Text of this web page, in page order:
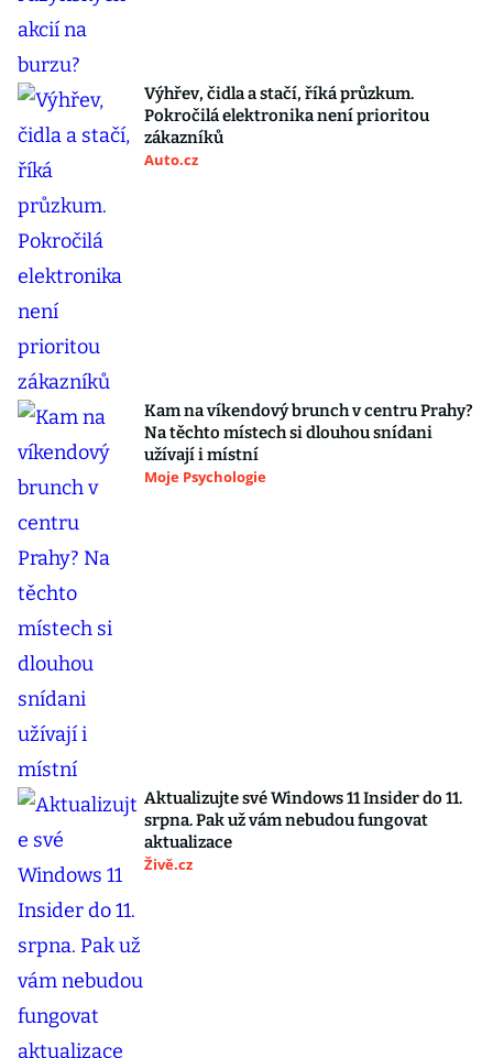
Výhřev, čidla a stačí, říká průzkum.
Pokročilá elektronika není prioritou
zákazníků
Auto.cz
Kam na víkendový brunch v centru Prahy?
Na těchto místech si dlouhou snídani
užívají i místní
Moje Psychologie
Aktualizujte své Windows 11 Insider do 11.
srpna. Pak už vám nebudou fungovat
aktualizace
Živě.cz